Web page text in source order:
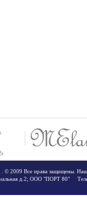
. © 2009 Все права защищены.
д.2; ООО "ПОРТ 80"